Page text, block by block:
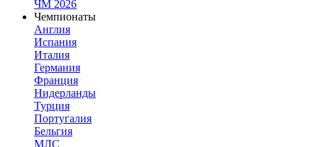
ЧМ 2026
Чемпионаты
Англия
Испания
Италия
Германия
Франция
Нидерланды
Турция
Португалия
Бельгия
МЛС